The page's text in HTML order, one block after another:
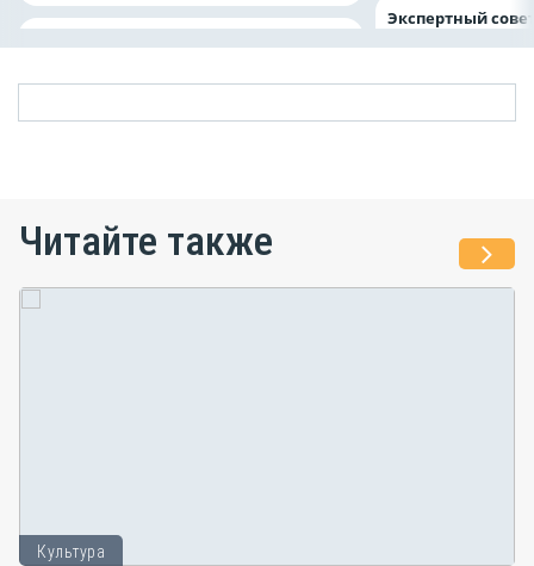
Экспертный
Читайте также
Культура